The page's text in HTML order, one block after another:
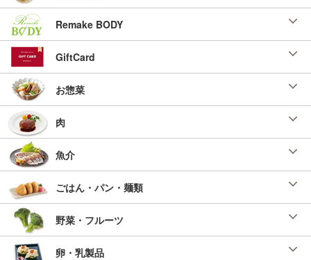
Remake BODY
GiftCard
お惣菜
肉
魚介
ごはん・パン・麺類
野菜・フルーツ
卵・乳製品